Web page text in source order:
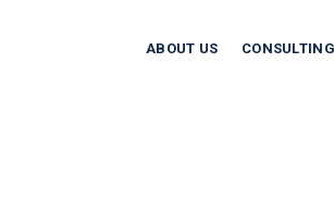
ABOUT US CONSULTING